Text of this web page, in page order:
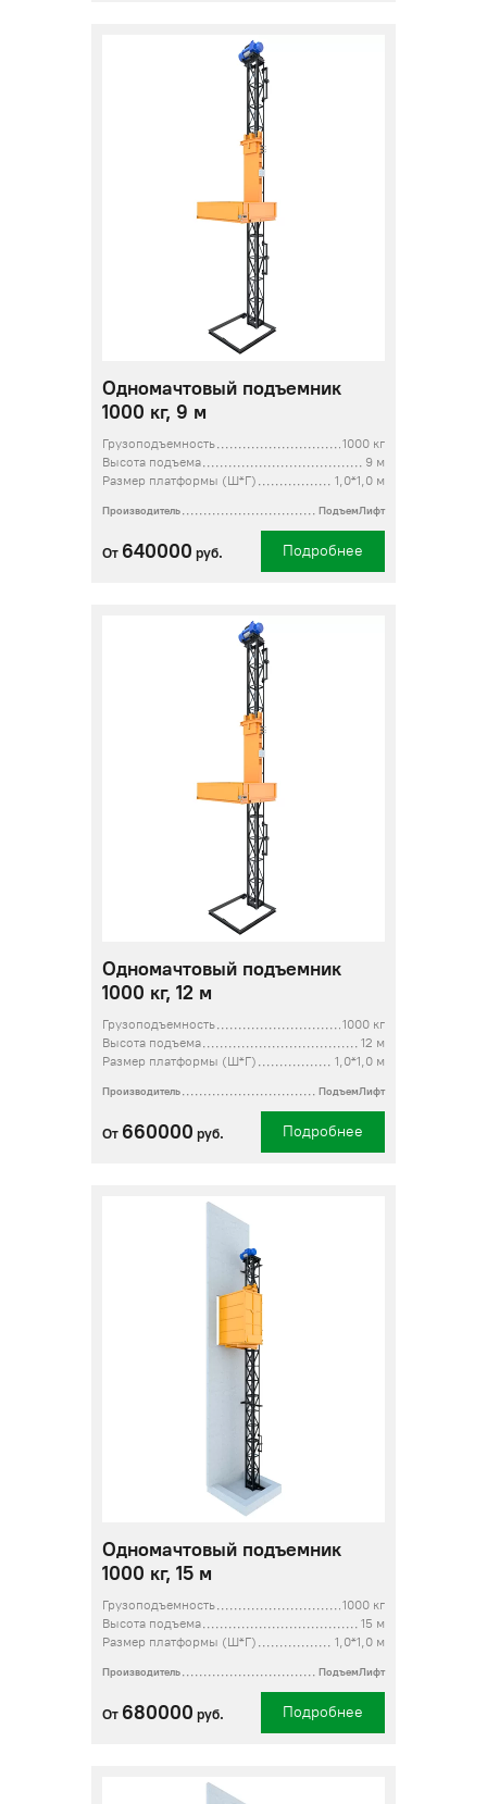
Одномачтовый подъемник
1000 кг, 9 м
Грузоподъемность
1000 кг
Высота подъема
9 м
Размер платформы (Ш*Г)
1,0*1,0 м
Производитель ПодъемЛифт
От 640000 руб. Подробнее
Одномачтовый подъемник
1000 кг, 12 м
Грузоподъемность
1000 кг
Высота подъема
12 м
Размер платформы (Ш*Г)
1,0*1,0 м
Производитель ПодъемЛифт
От 660000 руб. Подробнее
Одномачтовый подъемник
1000 кг, 15 м
Грузоподъемность
1000 кг
Высота подъема
15 м
Размер платформы (Ш*Г)
1,0*1,0 м
Производитель ПодъемЛифт
От 680000 руб. Подробнее